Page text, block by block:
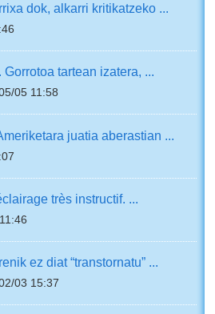
dok, alkarri kritikatzeko ...
tartean izatera, ...
05 11:58
juatia aberastian ...
très instructif. ...
ez diat “transtornatu” ...
03 15:37